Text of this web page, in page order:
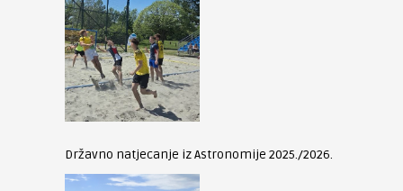
Državno natjecanje iz Astronomije 2025./2026.